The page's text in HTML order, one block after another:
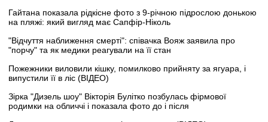
Гайтана показала рідкісне фото з 9-річною підрослою донькою
на пляжі: який вигляд має Сапфір-Ніколь
"Відчуття наближення смерті": співачка Вояж заявила про
"порчу" та як медики реагували на її стан
Пожежники виловили кішку, помилково прийняту за ягуара, і
випустили її в ліс (ВІДЕО)
Зірка "Дизель шоу" Вікторія Булітко позбулась фірмової
родимки на обличчі і показала фото до і після